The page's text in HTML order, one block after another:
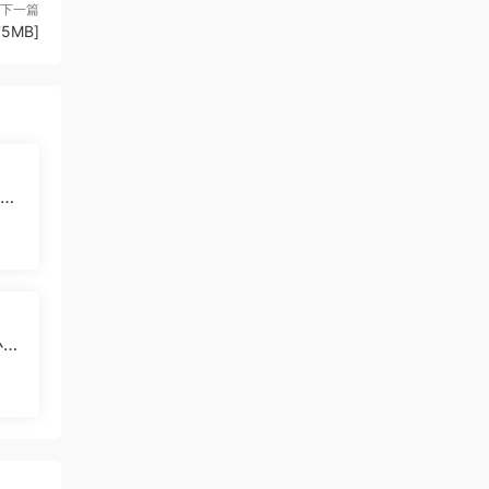
下一篇